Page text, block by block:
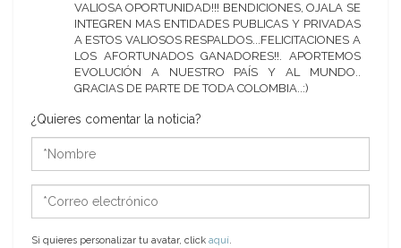
VALIOSA OPORTUNIDAD!!! BENDICIONES, OJALA SE
INTEGREN MAS ENTIDADES PUBLICAS Y PRIVADAS
A ESTOS VALIOSOS RESPALDOS...FELICITACIONES A
LOS AFORTUNADOS GANADORES!!. APORTEMOS
EVOLUCIÓN A NUESTRO PAÍS Y AL MUNDO..
GRACIAS DE PARTE DE TODA COLOMBIA..:)
¿Quieres comentar la noticia?
*Nombre
*Correo
electrónico
Si quieres personalizar tu avatar, click aquí.